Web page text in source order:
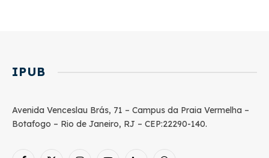
IPUB
Avenida Venceslau Brás, 71 – Campus da Praia Vermelha –
Botafogo – Rio de Janeiro, RJ – CEP:22290-140.